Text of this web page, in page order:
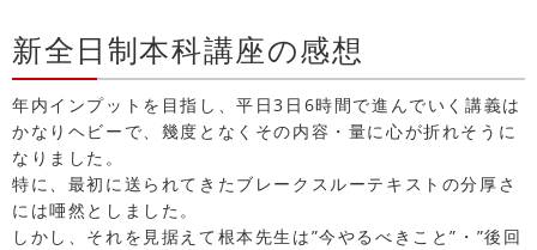
新全日制本科講座の感想
年内インプットを目指し、平日3日6時間で進んでいく講義は
かなりヘビーで、幾度となくその内容・量に心が折れそうに
なりました。
特に、最初に送られてきたブレークスルーテキストの分厚さ
には唖然としました。
しかし、それを見据えて根本先生は”今やるべきこと”・”後回